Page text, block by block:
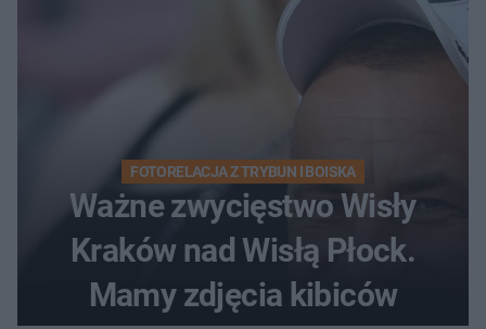
FOTORELACJA Z TRYBUN I BOISKA
Ważne zwycięstwo Wisły
Kraków nad Wisłą Płock.
Mamy zdjęcia kibiców